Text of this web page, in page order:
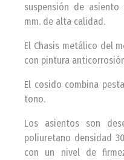
suspensión de
mm. de alta calidad.
El Chasis metálico del
con pintura
El cosido combina
tono.
Los asientos son
poliuretano densidad
con un nivel de